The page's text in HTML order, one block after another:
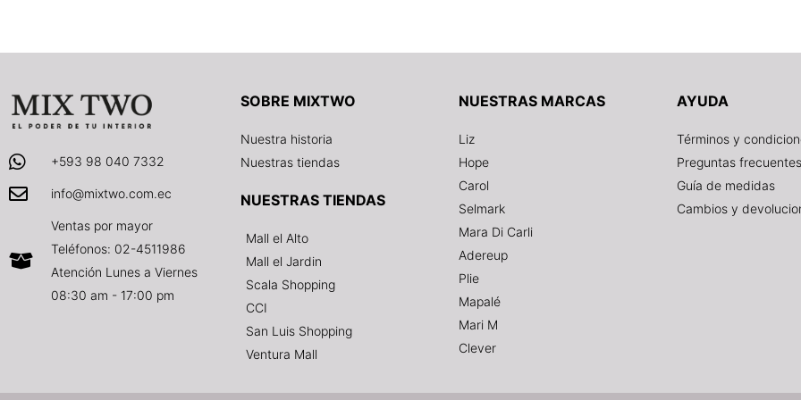
+593 98 040 7332
info@mixtwo.com.ec
Ventas por mayor
Teléfonos: 02-4511986
Atención Lunes a Viernes
08:30 am - 17:00 pm
SOBRE MIXTWO
Nuestra historia
Nuestras tiendas
NUESTRAS TIENDAS
Mall el Alto
Mall el Jardin
Scala Shopping
CCI
San Luis Shopping
Ventura Mall
NUESTRAS MARCAS
Liz
Hope
Carol
Selmark
Mara Di Carli
Adereup
Plie
Mapalé
Mari M
Clever
AYUDA
Términos y
Preguntas frecuentes
Guía de medidas
Cambios y